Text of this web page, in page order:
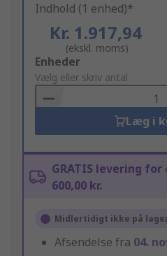
Indhold (1 enhed)*
Kr. 1.917,94
(ekskl. moms)
Add
to
Basket
Enheder
Vælg eller skriv antal
Læg i
GRATIS levering
600,00 kr.
Midlertidigt ikke på
Afsendelse fra 04.